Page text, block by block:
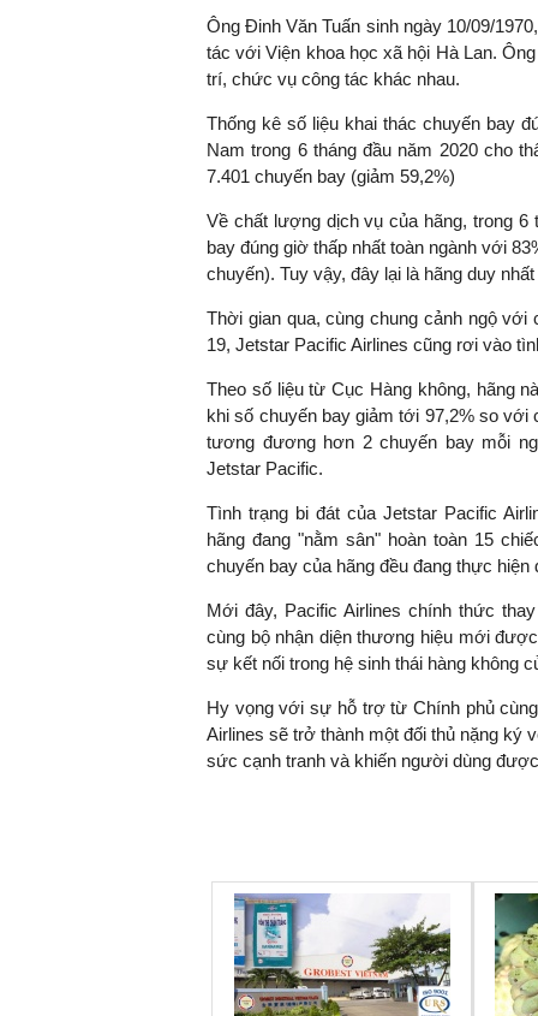
Ông Đinh Văn Tuấn sinh ngày 10/09/
tác với Viện khoa học xã hội Hà Lan.
trí, chức vụ công tác khác nhau.
Thống kê số liệu khai thác chuyến bay
Nam trong 6 tháng đầu năm 2020 cho
7.401 chuyến bay (giảm 59,2%)
Về chất lượng dịch vụ của hãng, trong 6
bay đúng giờ thấp nhất toàn ngành với
chuyến). Tuy vậy, đây lại là hãng duy
Thời gian qua, cùng chung cảnh ngộ
19, Jetstar Pacific Airlines cũng rơi vào
Theo số liệu từ Cục Hàng không, hãng
khi số chuyến bay giảm tới 97,2% so với
tương đương hơn 2 chuyến bay mỗi
Jetstar Pacific.
Tình trạng bi đát của Jetstar Pacific
hãng đang "nằm sân" hoàn toàn 15
chuyến bay của hãng đều đang thực
Mới đây, Pacific Airlines chính thức
cùng bộ nhận diện thương hiệu mới
sự kết nối trong hệ sinh thái hàng không
Hy vọng với sự hỗ trợ từ Chính phủ
Airlines sẽ trở thành một đối thủ nặng ký
sức cạnh tranh và khiến người dùng
Viện Kinh tế Tài chính
"Có rất nhiều
ngay từ bây
đang được tiến
đầu tư cho
khuyến khích
khởi nghiệp..."